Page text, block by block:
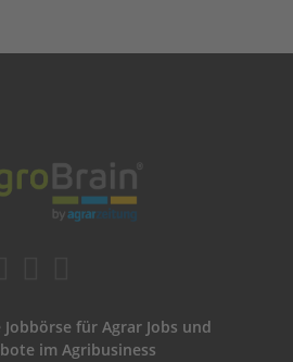
für Agrar Jobs und
im Agribusiness